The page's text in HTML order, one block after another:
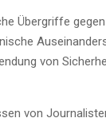
Übergriffe
von
von